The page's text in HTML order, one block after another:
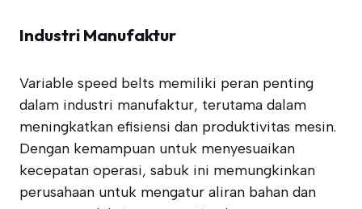
Industri Manufaktur
Variable speed belts memiliki peran penting
dalam industri manufaktur, terutama dalam
meningkatkan efisiensi dan produktivitas mesin.
Dengan kemampuan untuk menyesuaikan
kecepatan operasi, sabuk ini memungkinkan
perusahaan untuk mengatur aliran bahan dan